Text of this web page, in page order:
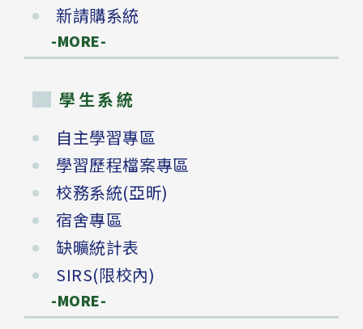
新請購系統
-MORE-
學生系統
自主學習專區
學習歷程檔案專區
校務系統(亞昕)
宿舍專區
缺曠統計表
SIRS(限校內)
-MORE-